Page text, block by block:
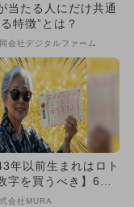
当たる人にだけ共通
特徴”とは？
会社デジタルファーム
年以前生まれはロト
字を買うべき】6つ
「完全一致」する
会社MURA